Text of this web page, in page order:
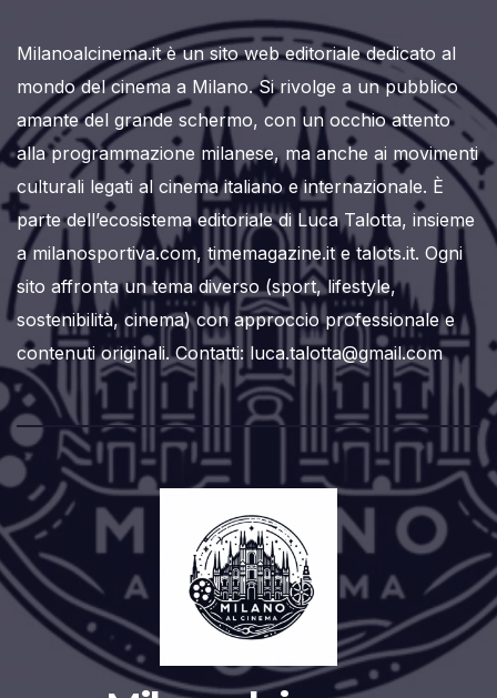
Milanoalcinema.it è un sito web editoriale dedicato al
mondo del cinema a Milano. Si rivolge a un pubblico
amante del grande schermo, con un occhio attento
alla programmazione milanese, ma anche ai movimenti
culturali legati al cinema italiano e internazionale. È
parte dell’ecosistema editoriale di Luca Talotta, insieme
a milanosportiva.com, timemagazine.it e talots.it. Ogni
sito affronta un tema diverso (sport, lifestyle,
sostenibilità, cinema) con approccio professionale e
contenuti originali. Contatti: luca.talotta@gmail.com